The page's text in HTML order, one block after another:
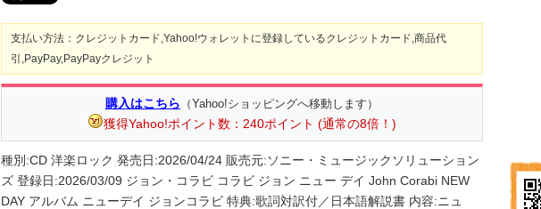
支払い方法：クレジットカード,Yahoo!ウォレットに登録しているクレジットカード,商品代
引,PayPay,PayPayクレジット
購入はこちら （Yahoo!ショッピングへ移動します）
獲得Yahoo!ポイント数：240ポイント (通常の8倍！)
種別:CD 洋楽ロック 発売日:2026/04/24 販売元:ソニー・ミュージックソリューション
ズ 登録日:2026/03/09 ジョン・コラビ コラビ ジョン ニュー デイ John Corabi NEW
DAY アルバム ニューデイ ジョンコラビ 特典:歌詞対訳付／日本語解説書 内容:ニュ